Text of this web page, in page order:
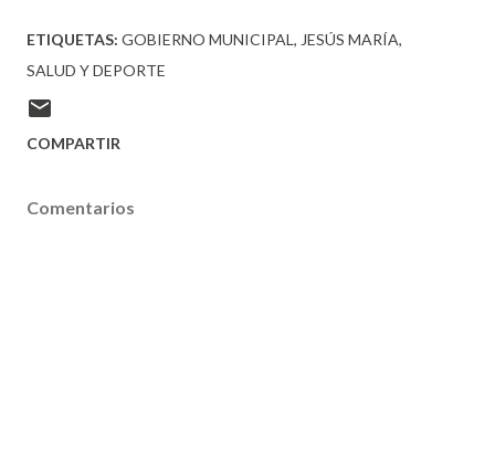
ETIQUETAS: GOBIERNO MUNICIPAL
JESÚS MARÍA
SALUD Y DEPORTE
COMPARTIR
Comentarios